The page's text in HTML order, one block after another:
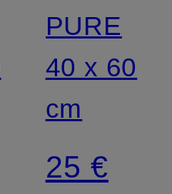
PURE
40 x 60
cm
25 €